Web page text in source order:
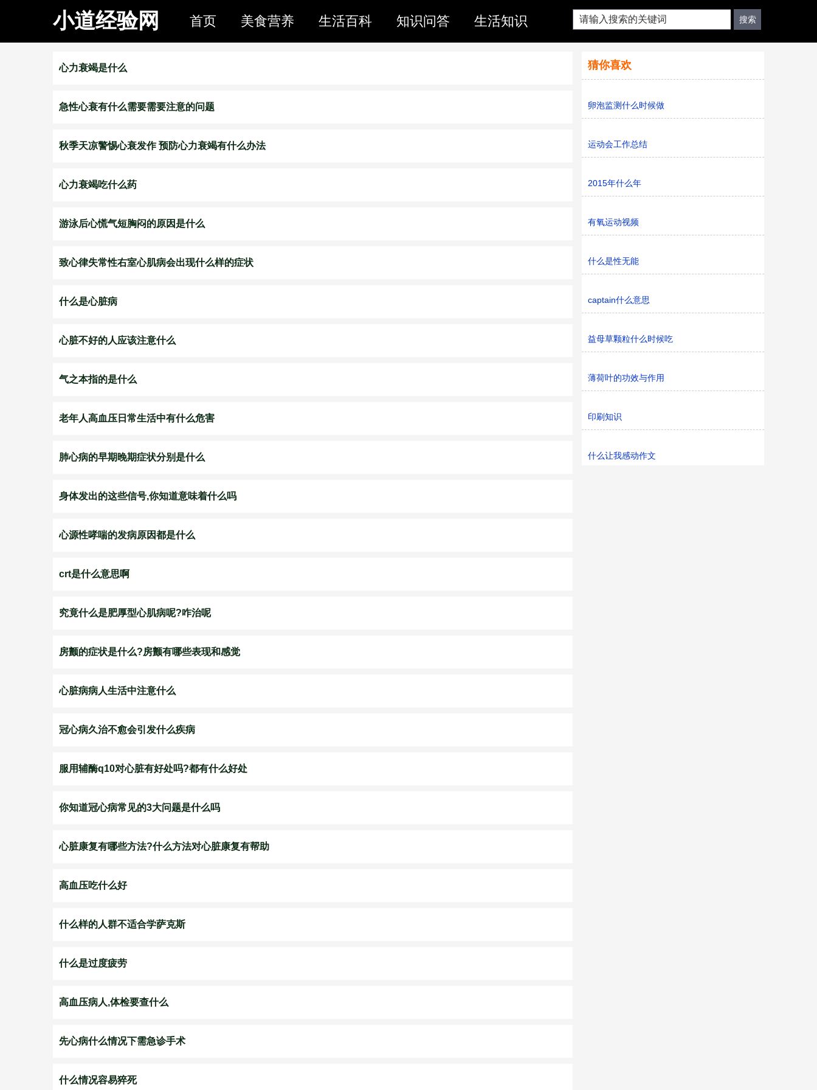
小道经验网 首页 美食营养 生活百科 知识问答 生活知识
心力衰竭是什么
急性心衰有什么需要需要注意的问题
秋季天凉警惕心衰发作 预防心力衰竭有什么办法
心力衰竭吃什么药
游泳后心慌气短胸闷的原因是什么
致心律失常性右室心肌病会出现什么样的症状
什么是心脏病
心脏不好的人应该注意什么
气之本指的是什么
老年人高血压日常生活中有什么危害
肺心病的早期晚期症状分别是什么
身体发出的这些信号,你知道意味着什么吗
心源性哮喘的发病原因都是什么
crt是什么意思啊
究竟什么是肥厚型心肌病呢?咋治呢
房颤的症状是什么?房颤有哪些表现和感觉
心脏病病人生活中注意什么
冠心病久治不愈会引发什么疾病
服用辅酶q10对心脏有好处吗?都有什么好处
你知道冠心病常见的3大问题是什么吗
心脏康复有哪些方法?什么方法对心脏康复有帮助
高血压吃什么好
什么样的人群不适合学萨克斯
什么是过度疲劳
高血压病人,体检要查什么
先心病什么情况下需急诊手术
什么情况容易猝死
猜你喜欢
卵泡监测什么时候做
运动会工作总结
2015年什么年
有氧运动视频
什么是性无能
captain什么意思
益母草颗粒什么时候吃
薄荷叶的功效与作用
印刷知识
什么让我感动作文